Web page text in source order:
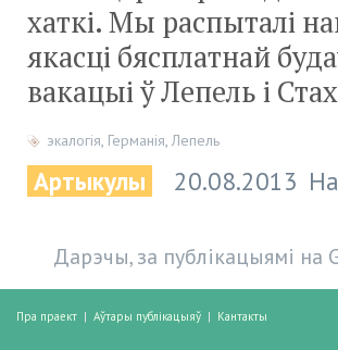
хаткі. Мы распыталі
якасці бясплатнай
вакацыі ў Лепель і
экалогія, Германія,Лепель
Артыкулы 20.08.2013
Дарэчы, за публікацыямі
Пра праект | Аўтары публікацыяў | Кантакты